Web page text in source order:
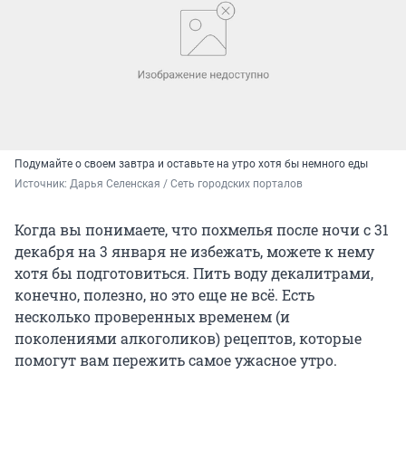
Подумайте о своем завтра и оставьте на утро хотя бы немного еды
Источник: Дарья Селенская / Сеть городских порталов
Когда вы понимаете, что похмелья после ночи с 31
декабря на 3 января не избежать, можете к нему
хотя бы подготовиться. Пить воду декалитрами,
конечно, полезно, но это еще не всё. Есть
несколько проверенных временем (и
поколениями алкоголиков) рецептов, которые
помогут вам пережить самое ужасное утро.